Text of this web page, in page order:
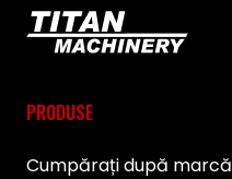
PRODUSE
Cumpărați după marcă